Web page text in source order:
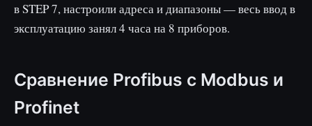
в STEP 7, настроили адреса и диапазоны — весь ввод в
эксплуатацию занял 4 часа на 8 приборов.
Сравнение Profibus с Modbus и
Profinet